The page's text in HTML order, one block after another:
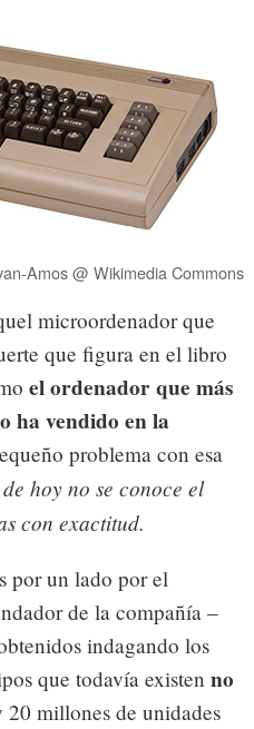
Amos @ Wikimedia Commons
microordenador que
que figura en el libro
el ordenador que más
ha vendido en la
problema con esa
hoy no se conoce el
con exactitud.
por un lado por el
de la compañía –
indagando los
que todavía existen no
millones de unidades